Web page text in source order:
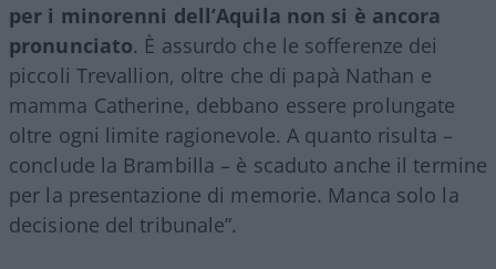
per i minorenni dell’Aquila non si è ancora
pronunciato. È assurdo che le sofferenze dei
piccoli Trevallion, oltre che di papà Nathan e
mamma Catherine, debbano essere prolungate
oltre ogni limite ragionevole. A quanto risulta –
conclude la Brambilla – è scaduto anche il termine
per la presentazione di memorie. Manca solo la
decisione del tribunale”.